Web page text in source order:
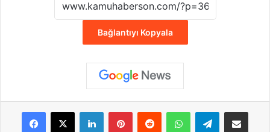
Bağlantıyı Kopyala
Facebook
X LinkedInPinterestReddit WhatsAppTelegramE-Posta ile